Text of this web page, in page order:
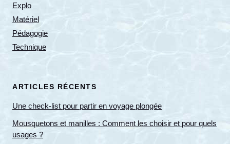
Explo
Matériel
Pédagogie
Technique
ARTICLES RÉCENTS
Une check-list pour partir en voyage plongée
Mousquetons et manilles : Comment les choisir et pour quels
usages ?